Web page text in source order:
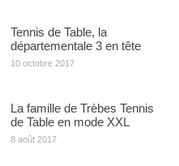
Tennis de Table, la
départementale 3 en tête
10 octobre 2017
La famille de Trèbes Tennis
de Table en mode XXL
8 août 2017